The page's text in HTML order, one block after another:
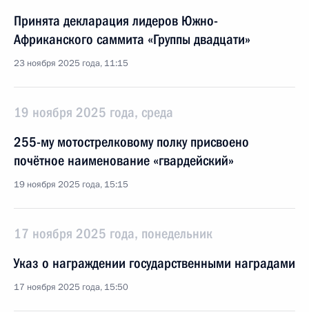
Принята декларация лидеров Южно-
Африканского саммита «Группы двадцати»
23 ноября 2025 года, 11:15
19 ноября 2025 года, среда
255-му мотострелковому полку присвоено
почётное наименование «гвардейский»
19 ноября 2025 года, 15:15
17 ноября 2025 года, понедельник
Указ о награждении государственными наградами
17 ноября 2025 года, 15:50